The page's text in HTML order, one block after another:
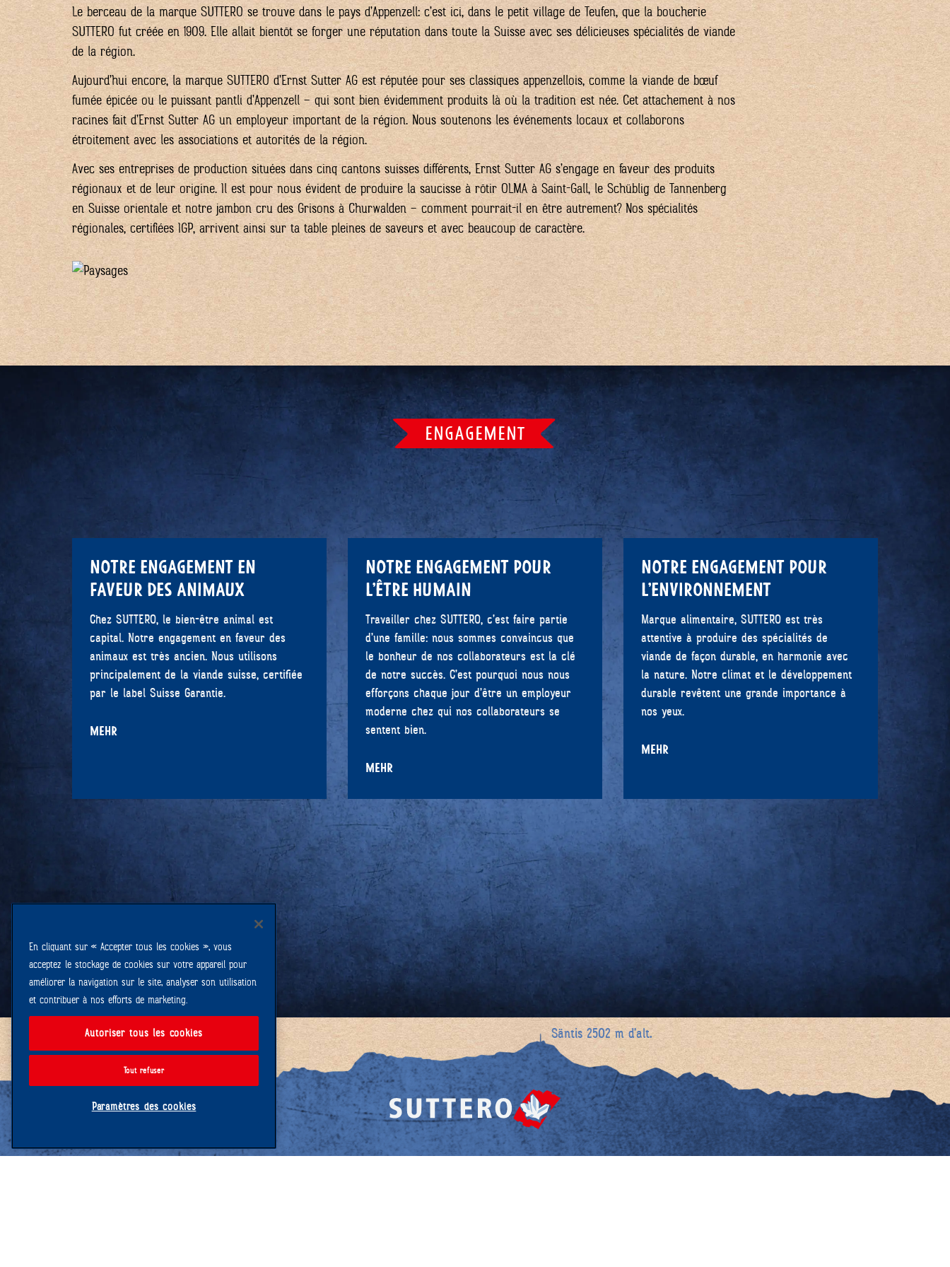
Le berceau de la marque SUTTERO se trouve dans le pays d’Appenzell: c’est ici, dans le petit village de Teufen, que la boucherie
SUTTERO fut créée en 1909. Elle allait bientôt se forger une réputation dans toute la Suisse avec ses délicieuses spécialités de viande
de la région.
Aujourd’hui encore, la marque SUTTERO d’Ernst Sutter AG est réputée pour ses classiques appenzellois, comme la viande de bœuf
fumée épicée ou le puissant pantli d’Appenzell – qui sont bien évidemment produits là où la tradition est née. Cet attachement à nos
racines fait d’Ernst Sutter AG un employeur important de la région. Nous soutenons les événements locaux et collaborons
étroitement avec les associations et autorités de la région.
Avec ses entreprises de production situées dans cinq cantons suisses différents, Ernst Sutter AG s’engage en faveur des produits
régionaux et de leur origine. Il est pour nous évident de produire la saucisse à rôtir OLMA à Saint-Gall, le Schüblig de Tannenberg
en Suisse orientale et notre jambon cru des Grisons à Churwalden – comment pourrait-il en être autrement? Nos spécialités
régionales, certifiées IGP, arrivent ainsi sur ta table pleines de saveurs et avec beaucoup de caractère.
ENGAGEMENT
NOTRE ENGAGEMENT EN
FAVEUR DES ANIMAUX
Chez SUTTERO, le bien-être animal est
capital. Notre engagement en faveur des
animaux est très ancien. Nous utilisons
principalement de la viande suisse, certifiée
par le label Suisse Garantie.
MEHR
NOTRE ENGAGEMENT POUR
L’ÊTRE HUMAIN
Travailler chez SUTTERO, c’est faire partie
d’une famille: nous sommes convaincus que
le bonheur de nos collaborateurs est la clé
de notre succès. C’est pourquoi nous nous
efforçons chaque jour d’être un employeur
moderne chez qui nos collaborateurs se
sentent bien.
MEHR
NOTRE ENGAGEMENT POUR
L’ENVIRONNEMENT
Marque alimentaire, SUTTERO est très
attentive à produire des spécialités de
viande de façon durable, en harmonie avec
la nature. Notre climat et le développement
durable revêtent une grande importance à
nos yeux.
MEHR
Säntis 2502 m d’alt.
En cliquant sur « Accepter tous les cookies », vous
acceptez le stockage de cookies sur votre appareil pour
améliorer la navigation sur le site, analyser son utilisation
et contribuer à nos efforts de marketing.
Autoriser tous les cookies
Tout refuser
Paramètres des cookies